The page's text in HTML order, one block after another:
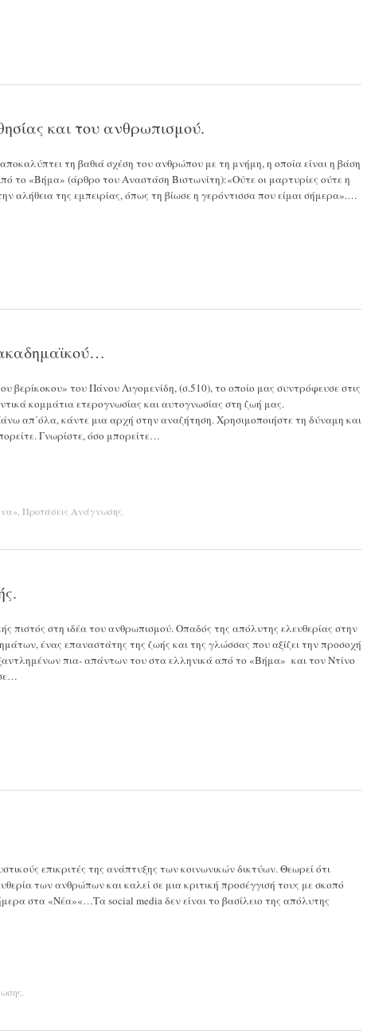
και του ανθρωπισμού.
τη βαθιά σχέση του ανθρώπου με τη μνήμη, η οποία είναι η βάση
το «Βήμα» (άρθρο τoυ Αναστάση Βιστωνίτη):«Ούτε οι μαρτυρίες ούτε η
αλήθεια της εμπειρίας, όπως τη βίωσε η γερόντισσα που είμαι σήμερα».…
βερίκοκου» του Πάνου Λιγομενίδη, (σ.510), το οποίο μας συντρόφευσε στις
κομμάτια ετερογνωσίας και αυτογνωσίας στη ζωή μας.
απ΄όλα, κάντε μια αρχή στην αναζήτηση. Χρησιμοποιήστε τη δύναμη και
Γνωρίστε, όσο μπορείτε…
Προτάσεις Ανάγνωσης
πιστός στη ιδέα του ανθρωπισμού. Οπαδός της απόλυτης ελευθερίας στην
ένας επαναστάτης της ζωής και της γλώσσας που αξίζει την προσοχή
πια- απάντων του στα ελληνικά από το «Βήμα» και τον Ντίνο
επικριτές της ανάπτυξης των κοινωνικών δικτύων. Θεωρεί ότι
των ανθρώπων και καλεί σε μια κριτική προσέγγισή τους με σκοπό
στα «Νέα»«…Τα social media δεν είναι το βασίλειο της απόλυτης